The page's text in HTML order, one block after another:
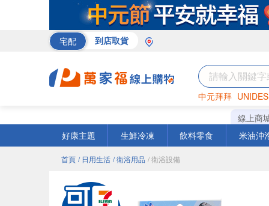
宅配 到店取貨
中元拜拜
罐頭 海苔
線上商
好康主題
生鮮冷凍 飲料零食 米油沖
首頁 / 日用生活 / 衛浴用品 / 衛浴設備